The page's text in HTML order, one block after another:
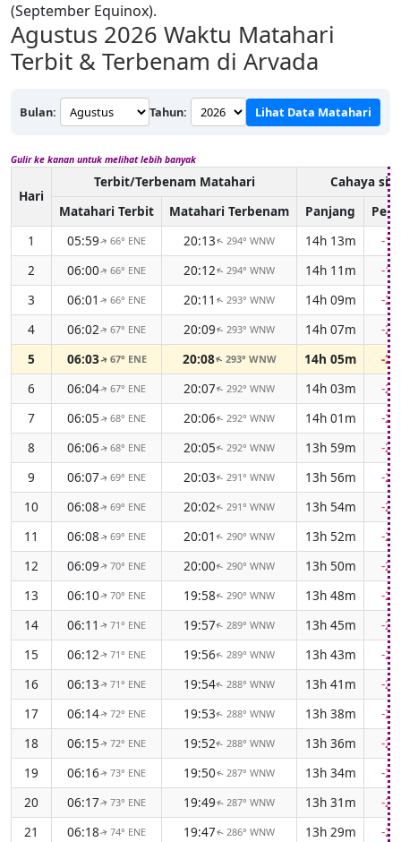
(September Equinox).
Agustus 2026 Waktu Matahari
Terbit & Terbenam di Arvada
Bulan: Tahun: Lihat Data Matahari
Gulir ke kanan untuk melihat lebih banyak
Hari
Terbit/Terbenam Matahari
Cahaya
Matahari Terbit
Matahari Terbenam Panjang
1
05:59↑66° ENE 20:13↑294° WNW 14h 13m
-
2
06:00↑66° ENE 20:12↑294° WNW 14h 11m
-
3
06:01 ↑66° ENE 20:11 ↑293° WNW 14h 09m
-
4
06:02↑67° ENE 20:09↑293° WNW 14h 07m
-
5
06:03↑ 67° ENE 20:08↑ 293° WNW 14h 05m
-
6
06:04↑67° ENE 20:07↑ 292° WNW 14h 03m
-
7
06:05↑68° ENE 20:06↑ 292° WNW 14h 01m
-
8
06:06↑68° ENE 20:05↑ 292° WNW 13h 59m
-
9
06:07↑69° ENE 20:03↑ 291° WNW 13h 56m
-
10
06:08↑69° ENE 20:02↑ 291° WNW 13h 54m
-
11
06:08↑69° ENE 20:01 ↑ 290° WNW 13h 52m
-
12
06:09↑70° ENE 20:00↑ 290° WNW 13h 50m
-
13
06:10↑70° ENE 19:58↑ 290° WNW 13h 48m
-
14
06:11 ↑71° ENE 19:57↑ 289° WNW 13h 45m
-
15
06:12↑71° ENE 19:56↑ 289° WNW 13h 43m
-
16
06:13↑71° ENE 19:54↑ 288° WNW 13h 41m
-
17
06:14↑72° ENE 19:53↑ 288° WNW 13h 38m
-
18
06:15↑72° ENE 19:52↑ 288° WNW 13h 36m
-
19
06:16↑73° ENE 19:50↑ 287° WNW 13h 34m
-
20
06:17↑73° ENE 19:49↑ 287° WNW 13h 31m
-
21
06:18↑ 74° ENE 19:47↑ 286° WNW 13h 29m
-